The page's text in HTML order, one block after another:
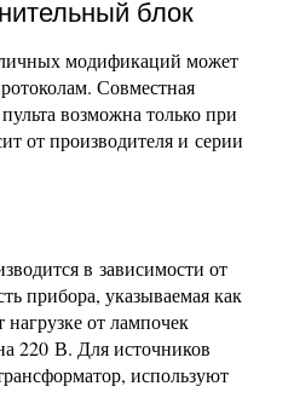
блок
модификаций может
Совместная
возможна только при
от производителя и серии
в зависимости от
прибора, указываемая как
нагрузке от лампочек
220 В. Для источников
используют